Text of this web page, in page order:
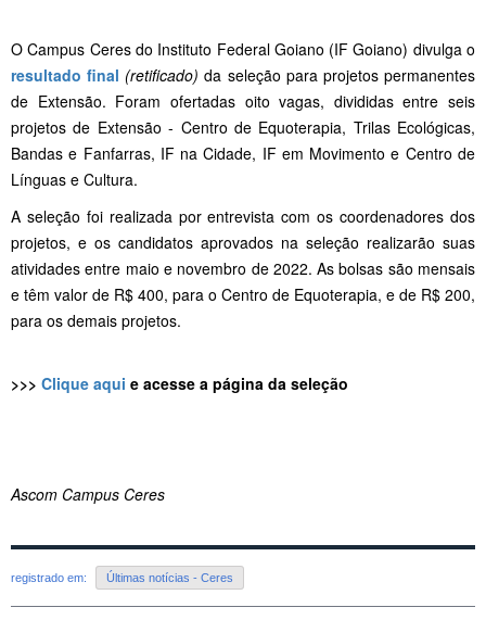
O Campus Ceres do Instituto Federal Goiano (IF Goiano) divulga o
resultado final (retificado) da seleção para projetos permanentes
de Extensão. Foram ofertadas oito vagas, divididas entre seis
projetos de Extensão - Centro de Equoterapia, Trilas Ecológicas,
Bandas e Fanfarras, IF na Cidade, IF em Movimento e Centro de
Línguas e Cultura.
A seleção foi realizada por entrevista com os coordenadores dos
projetos, e os candidatos aprovados na seleção realizarão suas
atividades entre maio e novembro de 2022. As bolsas são mensais
e têm valor de R$ 400, para o Centro de Equoterapia, e de R$ 200,
para os demais projetos.
>>> Clique aqui e acesse a página da seleção
Ascom Campus Ceres
registrado em: Últimas notícias - Ceres